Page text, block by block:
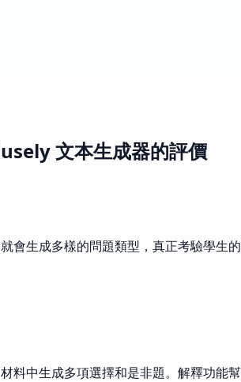
文本生成器的評價
生成多樣的問題類型，真正考驗學生
中生成多項選擇和是非題。解釋功能